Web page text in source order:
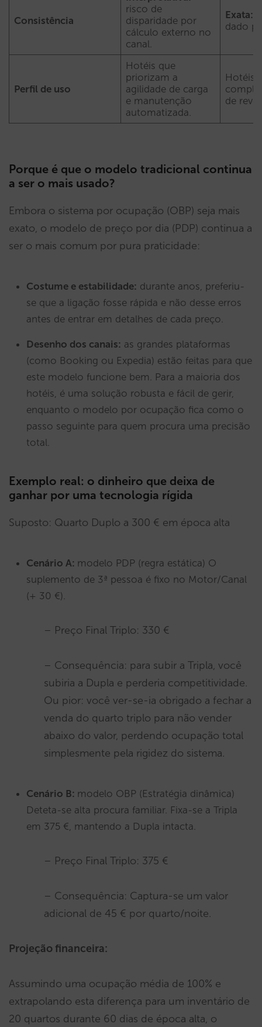
Consistência
risco de
disparidade por
cálculo externo no
canal.
Exata:
dado
Perfil de uso
Hotéis que
priorizam a
agilidade de carga
e manutenção
automatizada.
Hotéis
de
Porque é que o modelo tradicional continua
a ser o mais usado?
Embora o sistema por ocupação (OBP) seja mais
exato, o modelo de preço por dia (PDP) continua a
ser o mais comum por pura praticidade:
Costume e estabilidade: durante anos, preferiu-
se que a ligação fosse rápida e não desse erros
antes de entrar em detalhes de cada preço.
Desenho dos canais: as grandes plataformas
(como Booking ou Expedia) estão feitas para que
este modelo funcione bem. Para a maioria dos
hotéis, é uma solução robusta e fácil de gerir,
enquanto o modelo por ocupação fica como o
passo seguinte para quem procura uma precisão
total.
Exemplo real: o dinheiro que deixa de
ganhar por uma tecnologia rígida
Suposto: Quarto Duplo a 300 € em época alta
Cenário A: modelo PDP (regra estática) O
suplemento de 3ª pessoa é fixo no Motor/Canal
(+ 30 €).
– Preço Final Triplo: 330 €
– Consequência: para subir a Tripla, você
subiria a Dupla e perderia competitividade.
Ou pior: você ver-se-ia obrigado a fechar a
venda do quarto triplo para não vender
abaixo do valor, perdendo ocupação total
simplesmente pela rigidez do sistema.
Cenário B: modelo OBP (Estratégia dinâmica)
Deteta-se alta procura familiar. Fixa-se a Tripla
em 375 €, mantendo a Dupla intacta.
– Preço Final Triplo: 375 €
– Consequência: Captura-se um valor
adicional de 45 € por quarto/noite.
Projeção financeira:
Assumindo uma ocupação média de 100% e
extrapolando esta diferença para um inventário de
20 quartos durante 60 dias de época alta, o